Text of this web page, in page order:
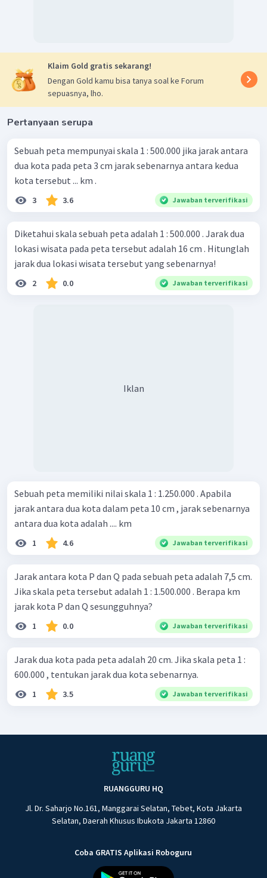
Klaim Gold gratis sekarang!
Dengan Gold kamu bisa tanya soal ke Forum
sepuasnya, lho.
Pertanyaan serupa
Sebuah peta mempunyai skala 1 : 500.000 jika jarak antara
dua kota pada peta 3 cm jarak sebenarnya antara kedua
kota tersebut ... km .
3 3.6 Jawaban terverifikasi
Diketahui skala sebuah peta adalah 1 : 500.000 . Jarak dua
lokasi wisata pada peta tersebut adalah 16 cm . Hitunglah
jarak dua lokasi wisata tersebut yang sebenarnya!
2 0.0 Jawaban terverifikasi
Iklan
Sebuah peta memiliki nilai skala 1 : 1.250.000 . Apabila
jarak antara dua kota dalam peta 10 cm , jarak sebenarnya
antara dua kota adalah .... km
1 4.6 Jawaban terverifikasi
Jarak antara kota P dan Q pada sebuah peta adalah 7,5 cm.
Jika skala peta tersebut adalah 1 : 1.500.000 . Berapa km
jarak kota P dan Q sesungguhnya?
1 0.0 Jawaban terverifikasi
Jarak dua kota pada peta adalah 20 cm. Jika skala peta 1 :
600.000 , tentukan jarak dua kota sebenarnya.
1 3.5 Jawaban terverifikasi
RUANGGURU HQ
Jl. Dr. Saharjo No.161, Manggarai Selatan, Tebet, Kota Jakarta
Selatan, Daerah Khusus Ibukota Jakarta 12860
Coba GRATIS Aplikasi Roboguru